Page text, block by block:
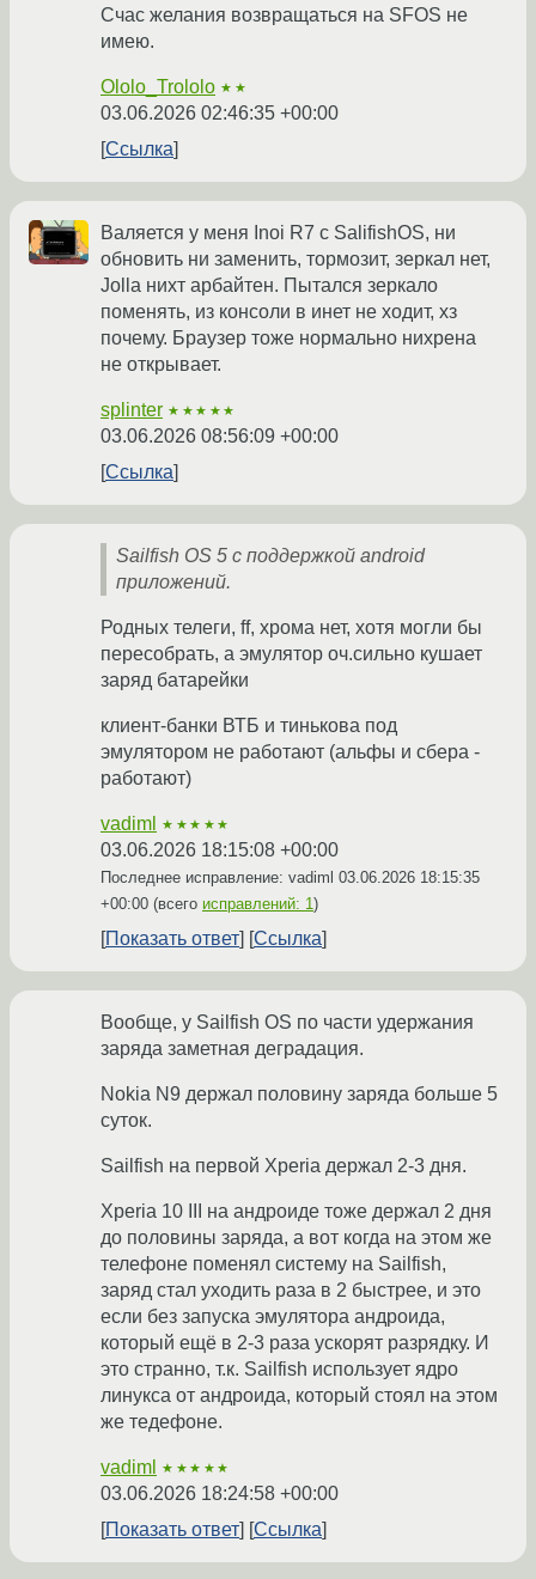
Счас желания возвращаться на SFOS не
имею.
Ololo_Trololo ★★
03.06.2026 02:46:35 +00:00
Ссылка
Валяется у меня Inoi R7 с SalifishOS, ни
обновить ни заменить, тормозит, зеркал нет,
Jolla нихт арбайтен. Пытался зеркало
поменять, из консоли в инет не ходит, хз
почему. Браузер тоже нормально нихрена
не открывает.
splinter ★★★★★
03.06.2026 08:56:09 +00:00
Ссылка
Sailfish OS 5 с поддержкой android
приложений.
Родных телеги, ff, хрома нет, хотя могли бы
пересобрать, а эмулятор оч.сильно кушает
заряд батарейки
клиент-банки ВТБ и тинькова под
эмулятором не работают (альфы и сбера -
работают)
vadiml ★★★★★
03.06.2026 18:15:08 +00:00
Последнее исправление: vadiml 03.06.2026 18:15:35
+00:00 (всего исправлений: 1)
Показать ответ Ссылка
Вообще, у Sailfish OS по части удержания
заряда заметная деградация.
Nokia N9 держал половину заряда больше 5
суток.
Sailfish на первой Xperia держал 2-3 дня.
Xperia 10 III на андроиде тоже держал 2 дня
до половины заряда, а вот когда на этом же
телефоне поменял систему на Sailfish,
заряд стал уходить раза в 2 быстрее, и это
если без запуска эмулятора андроида,
который ещё в 2-3 раза ускорят разрядку. И
это странно, т.к. Sailfish использует ядро
линукса от андроида, который стоял на этом
же тедефоне.
vadiml ★★★★★
03.06.2026 18:24:58 +00:00
Показать ответ
Ссылка